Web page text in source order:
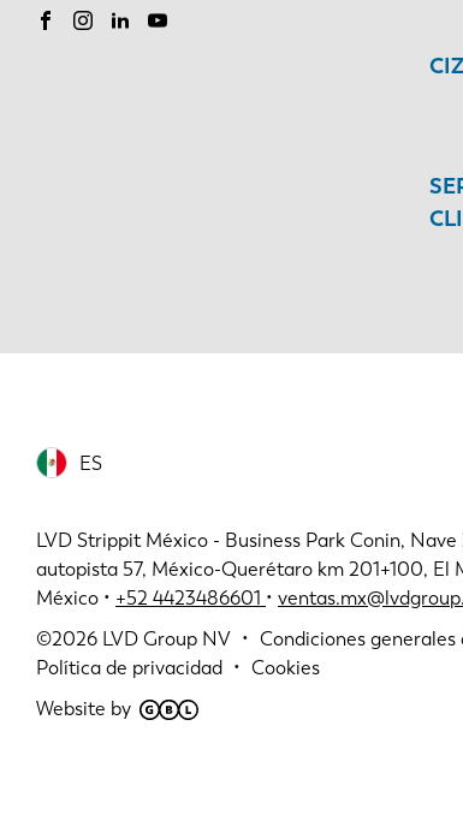
ES
LVD Strippit México - Business Park Conin,
autopista 57, México-Querétaro km 201+100, El
México • +52 4423486601 •
©2026 LVD Group NV
Condiciones generales
Política de privacidad
Cookies
Website by